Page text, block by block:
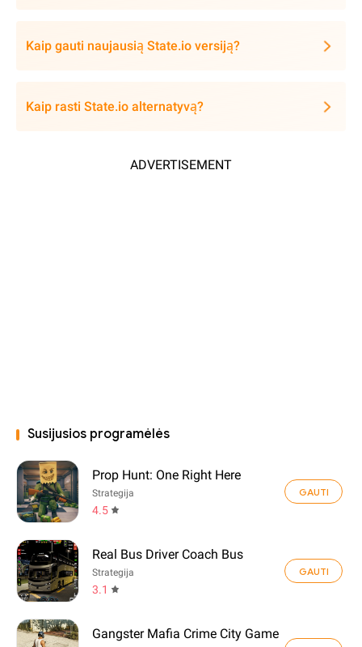
Kaip gauti naujausią State.io versiją?
Kaip rasti State.io alternatyvą?
ADVERTISEMENT
Susijusios programėlės
Prop Hunt: One Right Here
Strategija
4.5
GAUTI
Real Bus Driver Coach Bus
Strategija
3.1
GAUTI
Gangster Mafia Crime City Game